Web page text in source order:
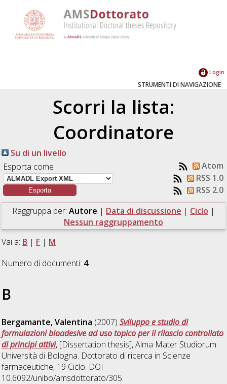
Login
STRUMENTI DI NAVIGAZIONE
Scorri la lista:
Coordinatore
Su di un livello
Esporta come
Atom
RSS 1.0
RSS 2.0
Raggruppa per: Autore | Data di discussione | Ciclo |
Nessun raggruppamento
Vai a: B | F | M
Numero di documenti: 4.
B
Bergamante, Valentina (2007)Sviluppo e studio di
formulazioni bioadesive ad uso topico per il rilascio controllato
di principi attivi, [Dissertation thesis], Alma Mater Studiorum
Università di Bologna. Dottorato di ricerca in Scienze
farmaceutiche, 19 Ciclo. DOI
10.6092/unibo/amsdottorato/305.